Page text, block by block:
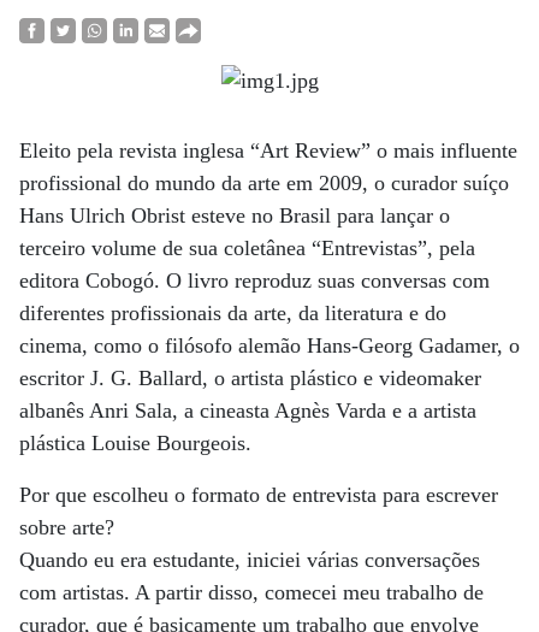
Eleito pela revista inglesa “Art Review” o mais influente
profissional do mundo da arte em 2009, o curador suíço
Hans Ulrich Obrist esteve no Brasil para lançar o
terceiro volume de sua coletânea “Entrevistas”, pela
editora Cobogó. O livro reproduz suas conversas com
diferentes profissionais da arte, da literatura e do
cinema, como o filósofo alemão Hans-Georg Gadamer, o
escritor J. G. Ballard, o artista plástico e videomaker
albanês Anri Sala, a cineasta Agnès Varda e a artista
plástica Louise Bourgeois.
Por que escolheu o formato de entrevista para escrever
sobre arte?
Quando eu era estudante, iniciei várias conversações
com artistas. A partir disso, comecei meu trabalho de
curador, que é basicamente um trabalho que envolve